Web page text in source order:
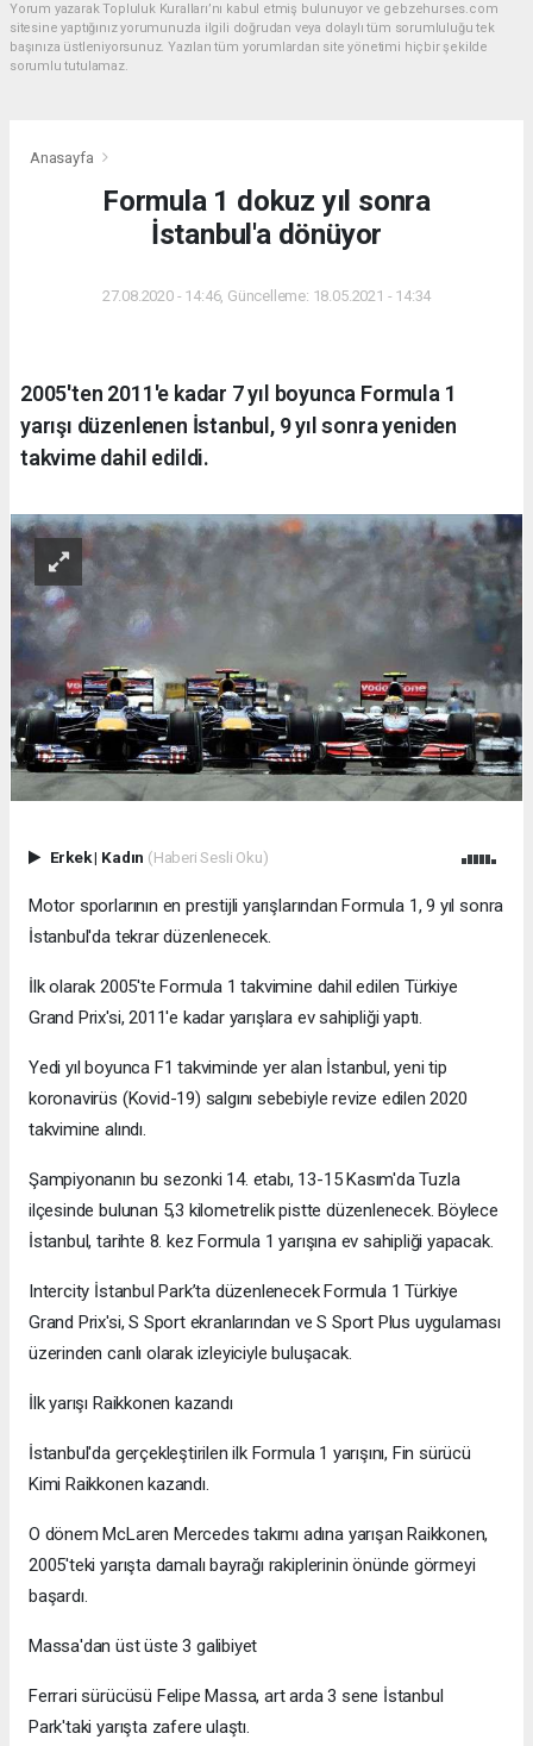
Yorum yazarak Topluluk Kuralları’nı kabul etmiş bulunuyor ve gebzehurses.com
sitesine yaptığınız yorumunuzla ilgili doğrudan veya dolaylı tüm sorumluluğu tek
başınıza üstleniyorsunuz. Yazılan tüm yorumlardan site yönetimi hiçbir şekilde
sorumlu tutulamaz.
Anasayfa
Formula 1 dokuz yıl sonra
İstanbul'a dönüyor
27.08.2020 - 14:46, Güncelleme: 18.05.2021 - 14:34
2005'ten 2011'e kadar 7 yıl boyunca Formula 1
yarışı düzenlenen İstanbul, 9 yıl sonra yeniden
takvime dahil edildi.
Erkek| Kadın (Haberi Sesli Oku)
Motor sporlarının en prestijli yarışlarından Formula 1, 9 yıl sonra
İstanbul'da tekrar düzenlenecek.
İlk olarak 2005'te Formula 1 takvimine dahil edilen Türkiye
Grand Prix'si, 2011'e kadar yarışlara ev sahipliği yaptı.
Yedi yıl boyunca F1 takviminde yer alan İstanbul, yeni tip
koronavirüs (Kovid-19) salgını sebebiyle revize edilen 2020
takvimine alındı.
Şampiyonanın bu sezonki 14. etabı, 13-15 Kasım'da Tuzla
ilçesinde bulunan 5,3 kilometrelik pistte düzenlenecek. Böylece
İstanbul, tarihte 8. kez Formula 1 yarışına ev sahipliği yapacak.
Intercity İstanbul Park’ta düzenlenecek Formula 1 Türkiye
Grand Prix'si, S Sport ekranlarından ve S Sport Plus uygulaması
üzerinden canlı olarak izleyiciyle buluşacak.
İlk yarışı Raikkonen kazandı
İstanbul'da gerçekleştirilen ilk Formula 1 yarışını, Fin sürücü
Kimi Raikkonen kazandı.
O dönem McLaren Mercedes takımı adına yarışan Raikkonen,
2005'teki yarışta damalı bayrağı rakiplerinin önünde görmeyi
başardı.
Massa'dan üst üste 3 galibiyet
Ferrari sürücüsü Felipe Massa, art arda 3 sene İstanbul
Park'taki yarışta zafere ulaştı.